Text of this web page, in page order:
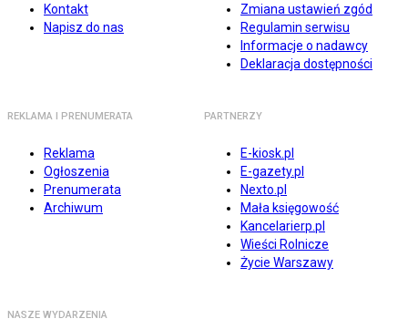
Kontakt
Napisz do nas
Zmiana ustawień zgód
Regulamin serwisu
Informacje o nadawcy
Deklaracja dostępności
REKLAMA I PRENUMERATA
Reklama
Ogłoszenia
Prenumerata
Archiwum
PARTNERZY
E-kiosk.pl
E-gazety.pl
Nexto.pl
Mała księgowość
Kancelarierp.pl
Wieści Rolnicze
Życie Warszawy
NASZE WYDARZENIA